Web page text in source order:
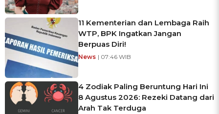
11 Kementerian dan Lembaga Raih
WTP, BPK Ingatkan Jangan
Berpuas Diri!
News | 07:46 WIB
4 Zodiak Paling Beruntung Hari Ini
8 Agustus 2026: Rezeki Datang dari
Arah Tak Terduga